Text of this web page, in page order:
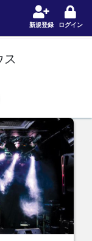
新規登録 ログイン
ス